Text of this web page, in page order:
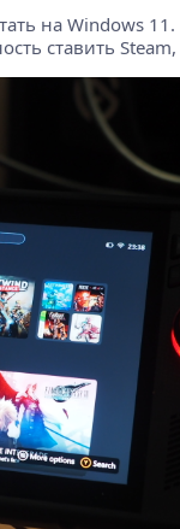
на Windows
ставить Steam,